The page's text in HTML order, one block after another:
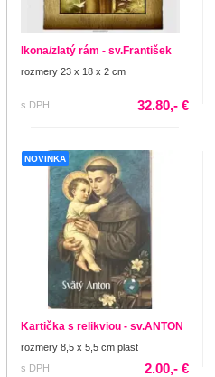
Ikona/zlatý rám - sv.František
rozmery 23 x 18 x 2 cm
s DPH 32.80,- €
NOVINKA
Kartička s relikviou - sv.ANTON
rozmery 8,5 x 5,5 cm plast
s DPH
2.00,- €